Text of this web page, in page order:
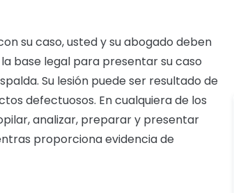
su caso, usted y su abogado deben
base legal para presentar su caso
Su lesión puede ser resultado de
defectuosos. En cualquiera de los
analizar, preparar y presentar
proporciona evidencia de